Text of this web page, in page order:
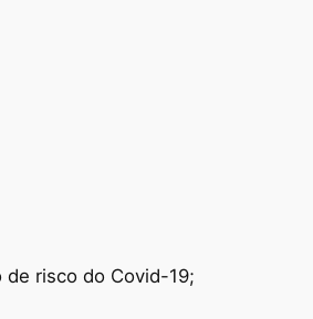
de risco do Covid-19;